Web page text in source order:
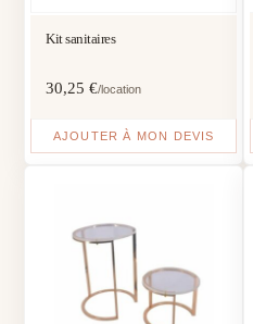
Kit sanitaires
30,25€/location
AJOUTER À MON DEVIS